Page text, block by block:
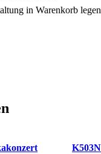
in Warenkorb legen
K503N